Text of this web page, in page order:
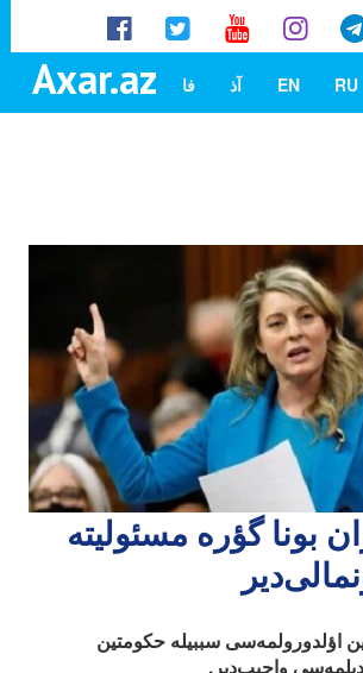
Axar.az RU
EN آذ فا
بونا گؤره مسئولیته
اؤلدورولمه‌سی سببیله حکومتین
واجیب‌دیر.